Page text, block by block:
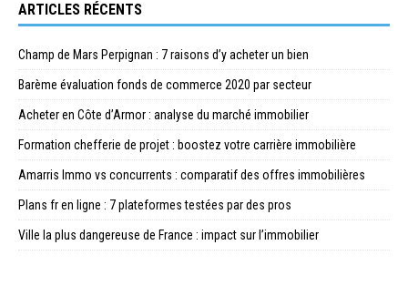
ARTICLES RÉCENTS
Champ de Mars Perpignan : 7 raisons d’y acheter un bien
Barème évaluation fonds de commerce 2020 par secteur
Acheter en Côte d’Armor : analyse du marché immobilier
Formation chefferie de projet : boostez votre carrière immobilière
Amarris Immo vs concurrents : comparatif des offres immobilières
Plans fr en ligne : 7 plateformes testées par des pros
Ville la plus dangereuse de France : impact sur l’immobilier